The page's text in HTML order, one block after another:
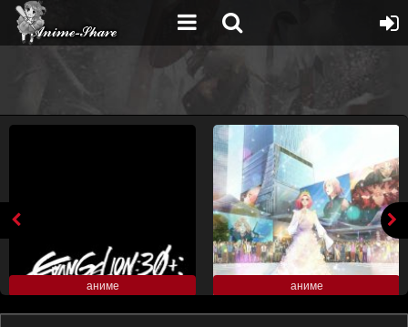
аниме аниме